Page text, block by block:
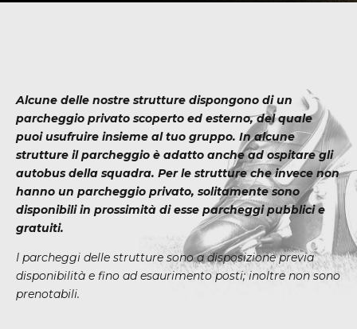
Alcune delle nostre strutture dispongono di un
parcheggio privato scoperto ed esterno, del quale
puoi usufruire insieme al tuo gruppo. In alcune
strutture il parcheggio è adatto anche ad ospitare gli
autobus della squadra. Per le strutture che invece non
hanno un parcheggio privato, solitamente sono
disponibili in prossimità di esse parcheggi pubblici e
gratuiti.
I parcheggi delle strutture sono a disposizione previa
disponibilità e fino ad esaurimento posti; inoltre non sono
prenotabili.